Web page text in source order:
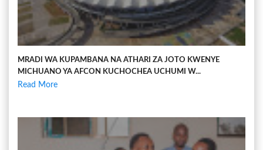
MRADI WA KUPAMBANA NA ATHARI ZA JOTO KWENYE
MICHUANO YA AFCON KUCHOCHEA UCHUMI W...
Read More